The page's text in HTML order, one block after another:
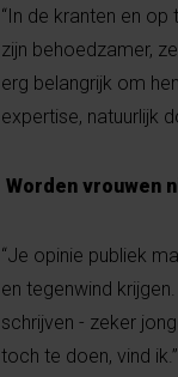
“In de kranten en
zijn behoedzamer,
erg belangrijk om
expertise, natuurlijk
Worden vrouwen
“Je opinie publiek
en tegenwind
schrijven - zeker
toch te doen, vind ik.”